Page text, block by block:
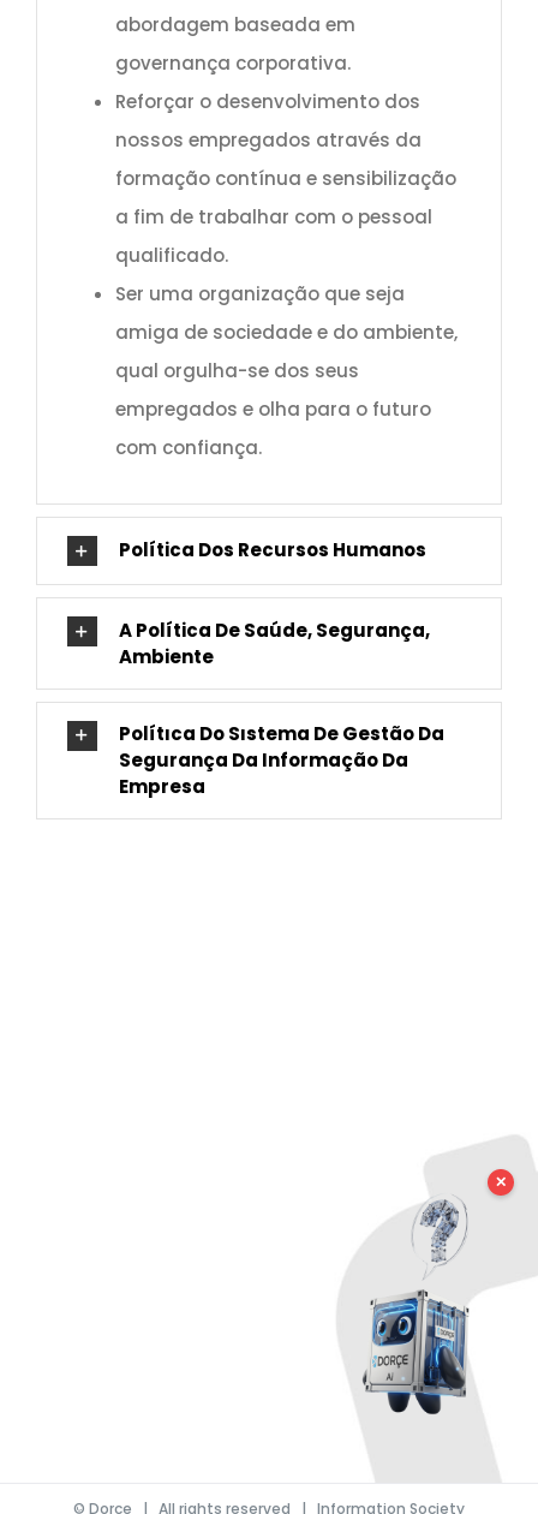
abordagem baseada em
governança corporativa.
Reforçar o desenvolvimento dos
nossos empregados através da
formação contínua e sensibilização
a fim de trabalhar com o pessoal
qualificado.
Ser uma organização que seja
amiga de sociedade e do ambiente,
qual orgulha-se dos seus
empregados e olha para o futuro
com confiança.
Política Dos Recursos Humanos
A Política De Saúde, Segurança,
Ambiente
Polítıca Do Sıstema De Gestão Da
Segurança Da Informação Da
Empresa
© Dorce | All rights reserved | Information Society
✕